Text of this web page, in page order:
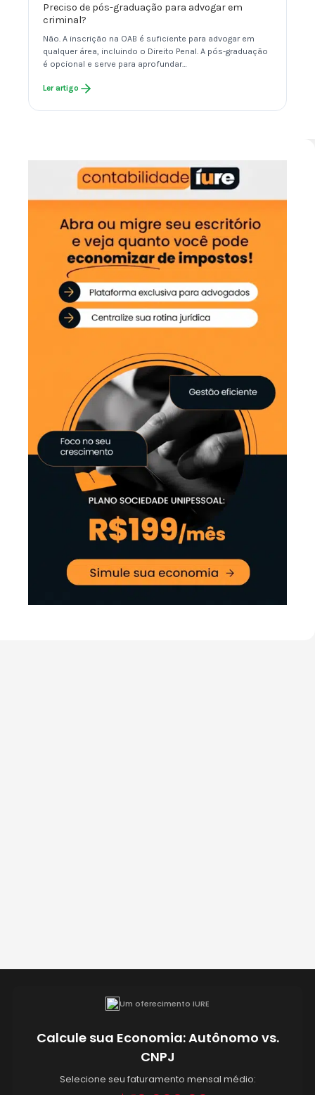
Preciso de pós-graduação para advogar em
criminal?
Não. A inscrição na OAB é suficiente para advogar em
qualquer área, incluindo o Direito Penal. A pós-graduação
é opcional e serve para aprofundar…
Ler artigo